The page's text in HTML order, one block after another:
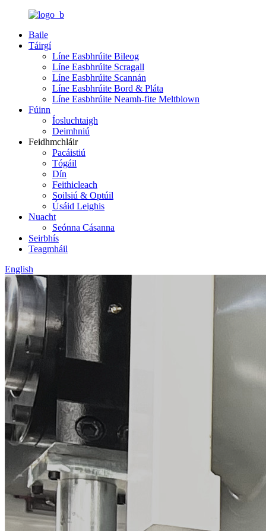
Baile
Táirgí
Líne Easbhrúite Bileog
Líne Easbhrúite Scragall
Líne Easbhrúite Scannán
Líne Easbhrúite Bord & Pláta
Líne Easbhrúite Neamh-fite Meltblown
Fúinn
Íosluchtaigh
Deimhniú
Feidhmchláir
Pacáistiú
Tógáil
Dín
Feithicleach
Soilsiú & Optúil
Úsáid Leighis
Nuacht
Seónna Cásanna
Seirbhís
Teagmháil
English